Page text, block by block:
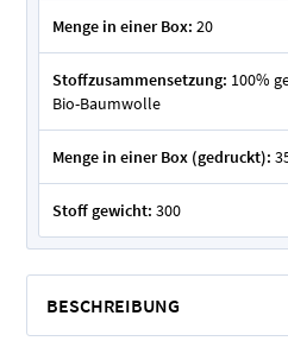
Menge in einer Box: 20
Stoffzusammensetzung: 100%
Bio-Baumwolle
Menge in einer Box (gedruckt):
Stoff gewicht: 300
BESCHREIBUNG